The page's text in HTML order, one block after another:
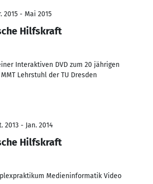
2015 - Mai 2015
Hilfskraft
Interaktiven DVD zum 20 jährigen
Lehrstuhl der TU Dresden
2013 - Jan. 2014
Hilfskraft
Medieninformatik Video